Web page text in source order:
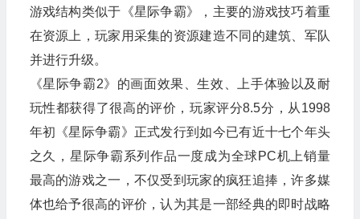
游戏结构类似于《星际争霸》，主要的游戏技巧着重
在资源上，玩家用采集的资源建造不同的建筑、军队
并进行升级。
《星际争霸2》的画面效果、生效、上手体验以及耐
玩性都获得了很高的评价，玩家评分8.5分，从1998
年初《星际争霸》正式发行到如今已有近十七个年头
之久，星际争霸系列作品一度成为全球PC机上销量
最高的游戏之一，不仅受到玩家的疯狂追捧，许多媒
体也给予很高的评价，认为其是一部经典的即时战略